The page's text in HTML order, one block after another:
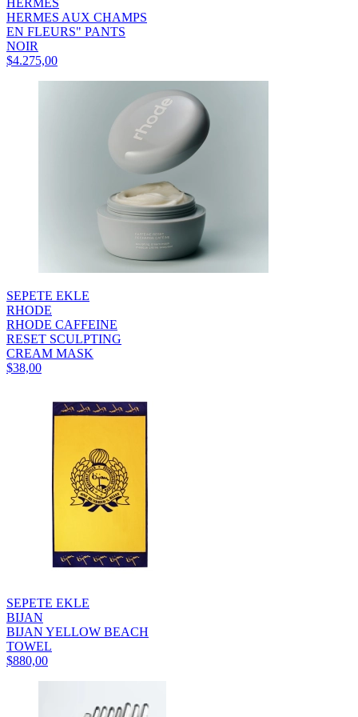
HERMES AUX CHAMPS
EN FLEURS" PANTS
NOIR
$4.275,00
SEPETE EKLE
RHODE
RHODE CAFFEINE
RESET SCULPTING
CREAM MASK
$38,00
SEPETE EKLE
BIJAN
BIJAN YELLOW BEACH
TOWEL
$880,00